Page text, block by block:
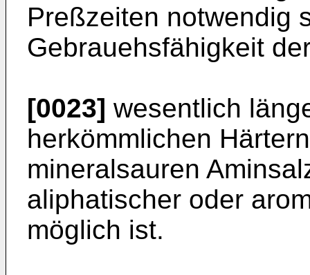
Preßzeiten notwendig
Gebrauehsfähigkeit
[0023] wesentlich
herkömmlichen
mineralsauren
aliphatischer oder
möglich ist.